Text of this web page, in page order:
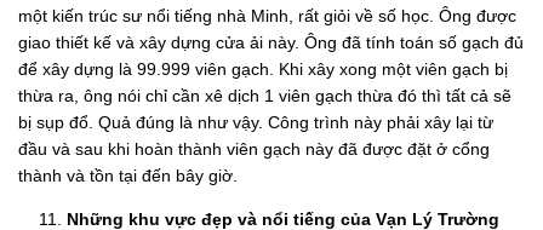
một kiến trúc sư nổi tiếng nhà Minh, rất giỏi về số học. Ông được
giao thiết kế và xây dựng cửa ải này. Ông đã tính toán số gạch đủ
để xây dựng là 99.999 viên gạch. Khi xây xong một viên gạch bị
thừa ra, ông nói chỉ cần xê dịch 1 viên gạch thừa đó thì tất cả sẽ
bị sụp đổ. Quả đúng là như vậy. Công trình này phải xây lại từ
đầu và sau khi hoàn thành viên gạch này đã được đặt ở cổng
thành và tồn tại đến bây giờ.
Những khu vực đẹp và nổi tiếng của Vạn Lý Trường